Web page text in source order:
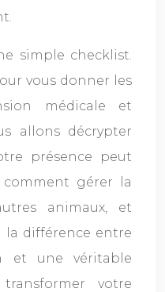
simple checklist.
vous donner les
médicale et
allons décrypter
présence peut
gérer la
animaux, et
la différence entre
et une véritable
votre